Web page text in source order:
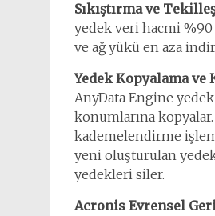
Sıkıştırma ve
yedek veri hacmi %90
ve ağ yükü en aza
Yedek Kopyalama
AnyData Engine
konumlarına
kademelendirme
yeni oluşturulan
yedekleri siler.
Acronis Evrensel